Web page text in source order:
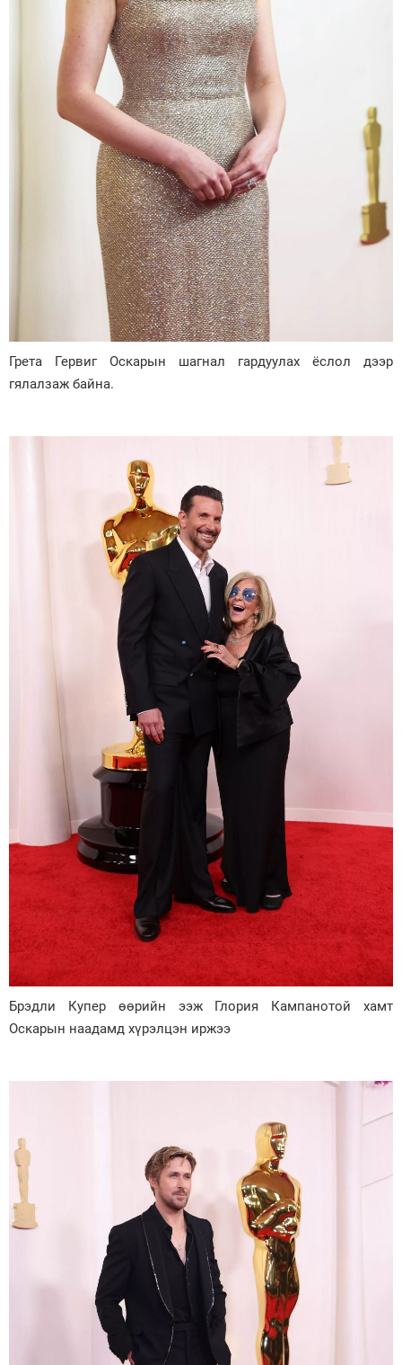
Грета Гервиг Оскарын шагнал гардуулах ёслол дээр
гялалзаж байна.
Брэдли Купер өөрийн ээж Глория Кампанотой хамт
Оскарын наадамд хүрэлцэн иржээ